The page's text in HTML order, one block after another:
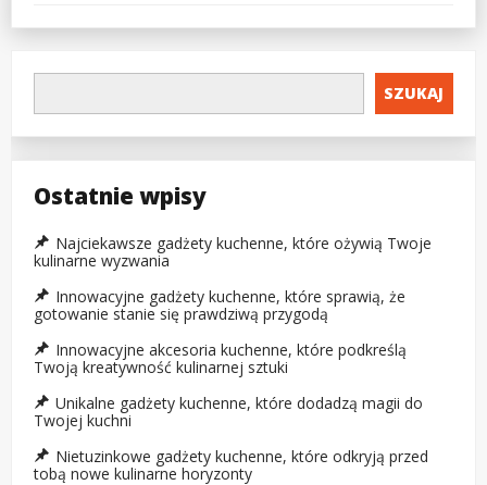
SZUKAJ
Ostatnie wpisy
Najciekawsze gadżety kuchenne, które ożywią Twoje
kulinarne wyzwania
Innowacyjne gadżety kuchenne, które sprawią, że
gotowanie stanie się prawdziwą przygodą
Innowacyjne akcesoria kuchenne, które podkreślą
Twoją kreatywność kulinarnej sztuki
Unikalne gadżety kuchenne, które dodadzą magii do
Twojej kuchni
Nietuzinkowe gadżety kuchenne, które odkryją przed
tobą nowe kulinarne horyzonty